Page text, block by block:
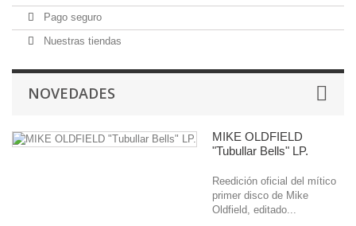
Pago seguro
Nuestras tiendas
NOVEDADES
MIKE OLDFIELD
"Tubullar Bells" LP.
Reedición oficial del mítico
primer disco de Mike
Oldfield, editado...